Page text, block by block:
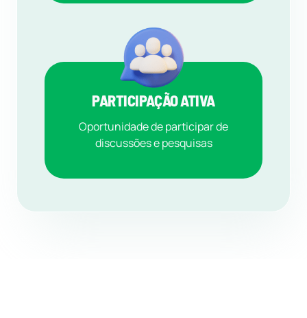
PARTICIPAÇÃO ATIVA
Oportunidade de participar de
discussões e pesquisas